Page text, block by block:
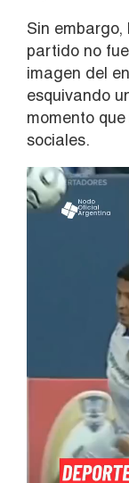
Sin
partido no
imagen del
esquivando
momento
sociales.
Reproductor
de
vídeo